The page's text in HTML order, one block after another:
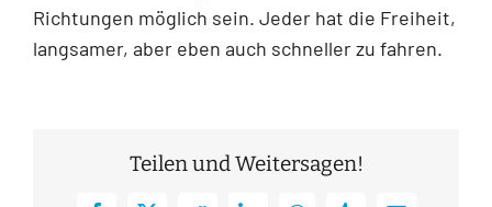
Richtungen möglich sein. Jeder hat die Freiheit,
langsamer, aber eben auch schneller zu fahren.
Teilen und Weitersagen!